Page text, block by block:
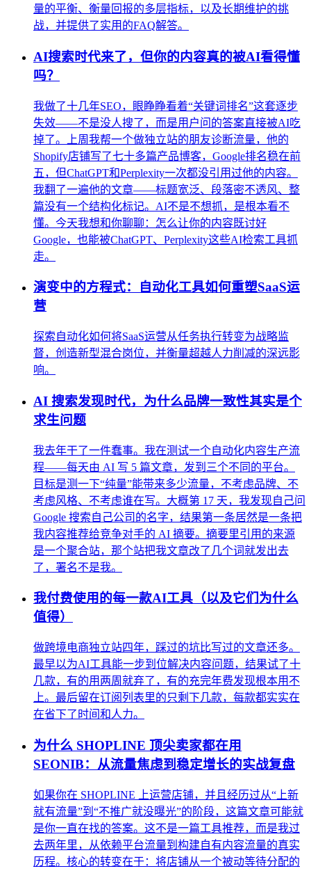
量的平衡、衡量回报的多层指标，以及长期维护的挑
战，并提供了实用的FAQ解答。
AI搜索时代来了，但你的内容真的被AI看得懂
吗？
我做了十几年SEO，眼睁睁看着“关键词排名”这套逐步
失效——不是没人搜了，而是用户问的答案直接被AI吃
掉了。上周我帮一个做独立站的朋友诊断流量，他的
Shopify店铺写了七十多篇产品博客，Google排名稳在前
五，但ChatGPT和Perplexity一次都没引用过他的内容。
我翻了一遍他的文章——标题宽泛、段落密不透风、整
篇没有一个结构化标记。AI不是不想抓，是根本看不
懂。今天我想和你聊聊：怎么让你的内容既讨好
Google，也能被ChatGPT、Perplexity这些AI检索工具抓
走。
演变中的方程式：自动化工具如何重塑SaaS运
营
探索自动化如何将SaaS运营从任务执行转变为战略监
督，创造新型混合岗位，并衡量超越人力削减的深远影
响。
AI 搜索发现时代，为什么品牌一致性其实是个
求生问题
我去年干了一件蠢事。我在测试一个自动化内容生产流
程——每天由 AI 写 5 篇文章，发到三个不同的平台。
目标是测一下“纯量”能带来多少流量，不考虑品牌、不
考虑风格、不考虑谁在写。大概第 17 天，我发现自己问
Google 搜索自己公司的名字，结果第一条居然是一条把
我内容推荐给竞争对手的 AI 摘要。摘要里引用的来源
是一个聚合站，那个站把我文章改了几个词就发出去
了，署名不是我。
我付费使用的每一款AI工具（以及它们为什么
值得）
做跨境电商独立站四年，踩过的坑比写过的文章还多。
最早以为AI工具能一步到位解决内容问题，结果试了十
几款，有的用两周就弃了，有的充完年费发现根本用不
上。最后留在订阅列表里的只剩下几款，每款都实实在
在省下了时间和人力。
为什么 SHOPLINE 顶尖卖家都在用
SEONIB：从流量焦虑到稳定增长的实战复盘
如果你在 SHOPLINE 上运营店铺，并且经历过从“上新
就有流量”到“不推广就没曝光”的阶段，这篇文章可能就
是你一直在找的答案。这不是一篇工具推荐，而是我过
去两年里，从依赖平台流量到构建自有内容流量的真实
历程。核心的转变在于：将店铺从一个被动等待分配的